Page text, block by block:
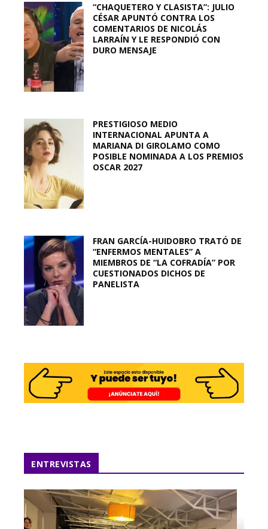
“CHAQUETERO Y CLASISTA”: JULIO
CÉSAR APUNTÓ CONTRA LOS
COMENTARIOS DE NICOLÁS
LARRAÍN Y LE RESPONDIÓ CON
DURO MENSAJE
PRESTIGIOSO MEDIO
INTERNACIONAL APUNTA A
MARIANA DI GIROLAMO COMO
POSIBLE NOMINADA A LOS PREMIOS
OSCAR 2027
FRAN GARCÍA-HUIDOBRO TRATÓ DE
“ENFERMOS MENTALES” A
MIEMBROS DE “LA COFRADÍA” POR
CUESTIONADOS DICHOS DE
PANELISTA
ENTREVISTAS